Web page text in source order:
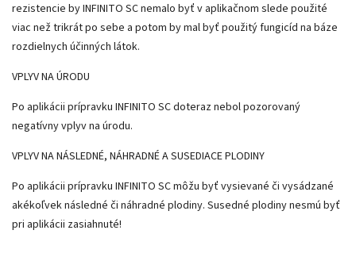
rezistencie by INFINITO SC nemalo byť v aplikačnom slede použité
viac než trikrát po sebe a potom by mal byť použitý fungicíd na báze
rozdielnych účinných látok.
VPLYV NA ÚRODU
Po aplikácii prípravku INFINITO SC doteraz nebol pozorovaný
negatívny vplyv na úrodu.
VPLYV NA NÁSLEDNÉ, NÁHRADNÉ A SUSEDIACE PLODINY
Po aplikácii prípravku INFINITO SC môžu byť vysievané či vysádzané
akékoľvek následné či náhradné plodiny. Susedné plodiny nesmú byť
pri aplikácii zasiahnuté!